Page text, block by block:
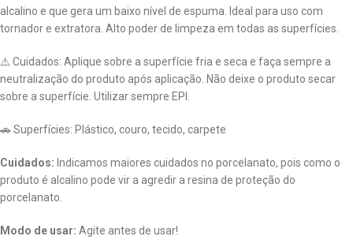
alcalino e que gera um baixo nível de espuma. Ideal para uso com
tornador e extratora. Alto poder de limpeza em todas as superfícies.
⚠️ Cuidados: Aplique sobre a superfície fria e seca e faça sempre a
neutralização do produto após aplicação. Não deixe o produto secar
sobre a superfície. Utilizar sempre EPI.
🚗 Superfícies: Plástico, couro, tecido, carpete
Cuidados: Indicamos maiores cuidados no porcelanato, pois como o
produto é alcalino pode vir a agredir a resina de proteção do
porcelanato.
Modo de usar: Agite antes de usar!